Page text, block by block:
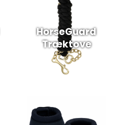
HorseGuard
Træktove